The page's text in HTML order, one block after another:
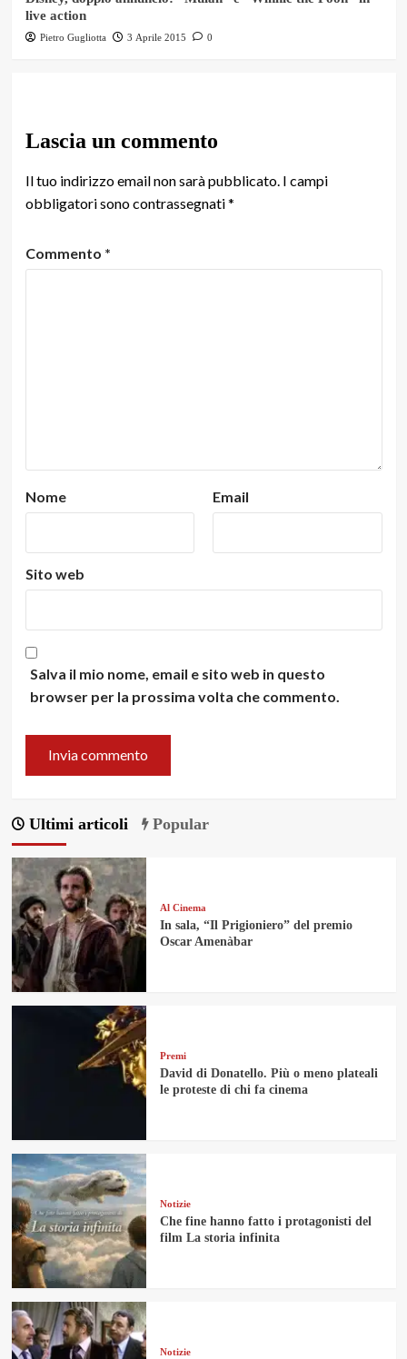
live action
Pietro Gugliotta 3 Aprile 2015 0
Lascia un commento
Il tuo indirizzo email non sarà pubblicato. I campi
obbligatori sono contrassegnati*
Commento *
Nome Email
Sito web
Salva il mio nome, email e sito web in questo
browser per la prossima volta che commento.
Ultimi articoli Popular
Al Cinema
In sala, “Il Prigioniero” del premio
Oscar Amenàbar
Premi
David di Donatello. Più o meno plateali
le proteste di chi fa cinema
Notizie
Che fine hanno fatto i protagonisti del
film La storia infinita
Notizie